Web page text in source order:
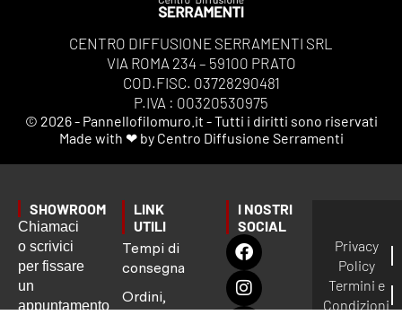
CENTRO DIFFUSIONE SERRAMENTI SRL
VIA ROMA 234 – 59100 PRATO
COD.FISC. 03728290481
P.IVA : 00320530975
© 2026 - Pannellofilomuro.it - Tutti i diritti sono riservati
Made with ❤ by Centro Diffusione Serramenti
SHOWROOM
Chiamaci
o scrivici
per fissare
un
appuntamento
LINK
UTILI
Tempi di
consegna
Ordini,
I NOSTRI
SOCIAL
Privacy
Policy
Termini e
Condizioni